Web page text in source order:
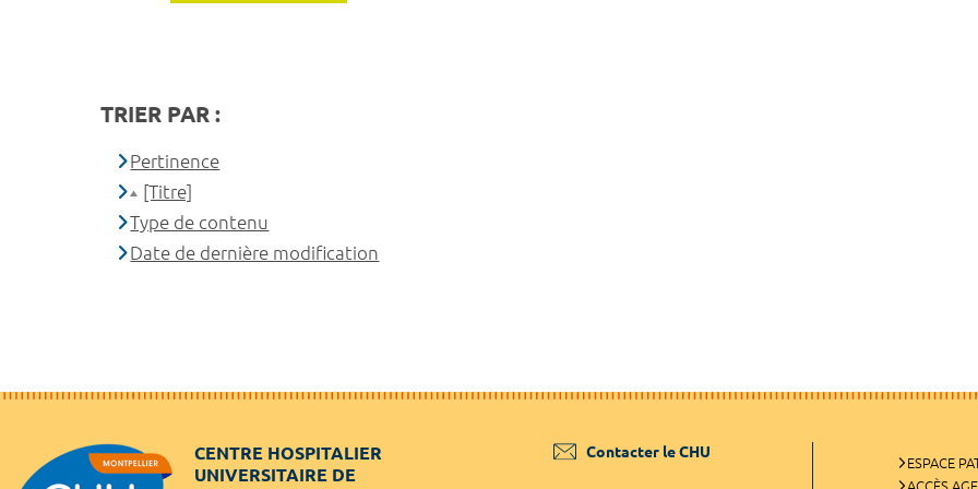
TRIER PAR :
Pertinence
[Titre]
Type de contenu
Date de dernière modification
CENTRE HOSPITALIER
UNIVERSITAIRE DE
Contacter le CHU
ESPACE
ACCÈS